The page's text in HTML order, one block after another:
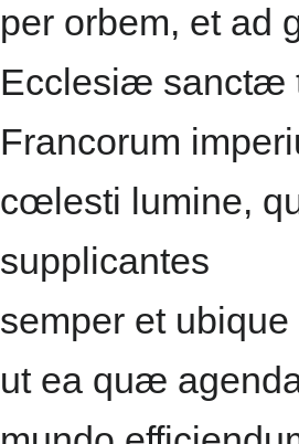
per orbem, et ad
Ecclesiæ sanctæ
Francorum
cœlesti lumine,
supplicantes
semper et
ut ea quæ